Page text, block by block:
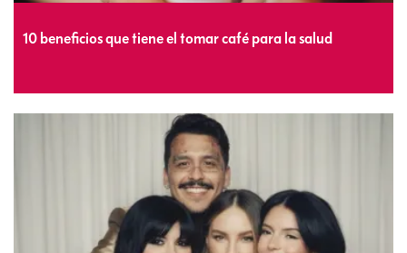
10 beneficios que tiene el tomar café para la salud